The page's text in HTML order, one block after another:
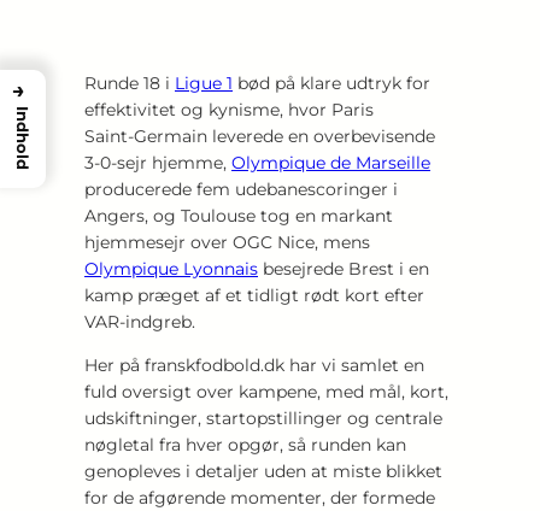
Runde 18 i Ligue 1 bød på klare udtryk for
effektivitet og kynisme, hvor Paris
Saint‑Germain leverede en overbevisende
3‑0‑sejr hjemme, Olympique de Marseille
producerede fem udebanescoringer i
Angers, og Toulouse tog en markant
hjemmesejr over OGC Nice, mens
Olympique Lyonnais besejrede Brest i en
kamp præget af et tidligt rødt kort efter
VAR-indgreb.
Her på franskfodbold.dk har vi samlet en
fuld oversigt over kampene, med mål, kort,
udskiftninger, startopstillinger og centrale
nøgletal fra hver opgør, så runden kan
genopleves i detaljer uden at miste blikket
for de afgørende momenter, der formede
→
Indhold